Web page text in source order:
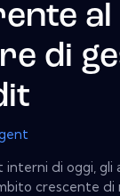
al
di
interni di oggi, gli
crescente di